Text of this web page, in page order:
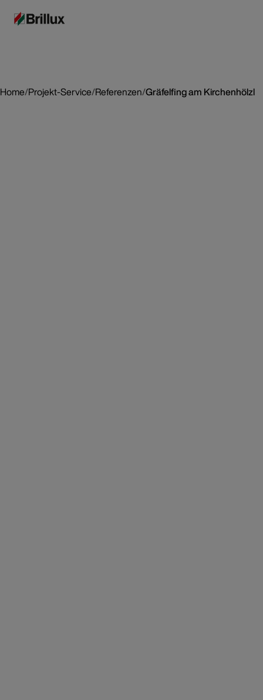
Home/Projekt-Service/Referenzen/Gräfelfing am Kirchenhölzl